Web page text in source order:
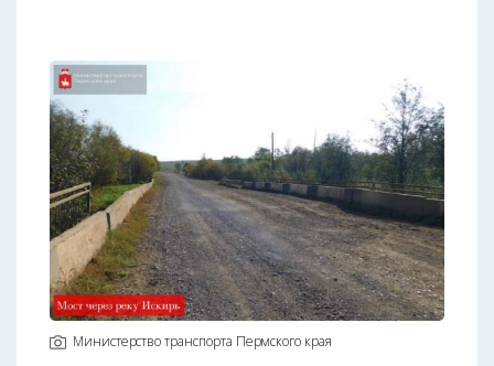
Министерство транспорта Пермского края